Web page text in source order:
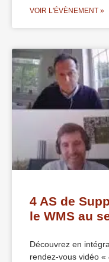
VOIR L'ÉVÈNEMENT »
4 AS de
le WMS au
Découvrez en
rendez-vous vidéo